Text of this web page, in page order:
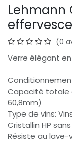
Lehmann
(0
Verre élégant
Capacité totale
60,8mm)
Type de vins:
Cristallin HP
Résiste au lave-